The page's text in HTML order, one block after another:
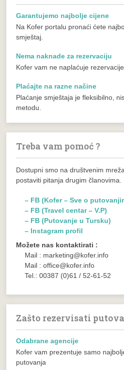
Garantujemo najbolje cijene
Na Kofer portalu pronaći ćete
smještaj.
Nema naknade za rezervaciju
Kofer vam ne naplaćuje
Plaćajte na razne načine
Plaćanje smještaja je fleksibilno,
metodu.
Treba vam pomoć ?
Dostupni smo na društvenim
postaviti pitanja drugim članovima.
– FB (Kofer – Sve o
– FB (Travel centar – V.P)
– FB (Putovanje u Tursku)
– Instagram profil
Možete nas kontaktirati :
Mail : marketing@kofer.info
Mail : office@kofer.info
Tel.: 00387 (0)61 / 52-61-52
Zašto rezervisati
Odabrane agencije
Kofer vam prezentuje samo
putovanja